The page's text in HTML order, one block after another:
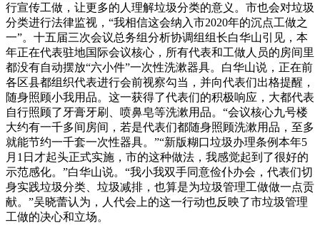
行宣传工做，让更多的人理解垃圾分类的意义。市也会对垃圾
分类进行法律监视，“我相信这会纳入市2020年的沉点工做之
一”。十五届三次会议总务组分析协调组组长白华山引见，本
年正在代表驻地国际会议核心，所有代表和工做人员的房间里
都没有自动摆放“六小件”一次性洗漱器具。白华山说，正在前
各区县都组织代表进行会前视察勾当，并向代表们出格提醒，
随身照顾小我用品。这一获得了代表们的积极响应，大都代表
自行照顾了牙膏牙刷、喷鼻皂等洗漱用品。“会议核心九号楼
大约有一千多间房间，若是代表们都随身照顾洗漱用品，至多
就能节约一千套一次性器具。”“新版糊口垃圾办理条例本年5
月1日才起头正式实施，市的这种做法，我感觉起到了很好的
示范感化。”白华山说。“我小我双手同意俭仆办会，代表们切
身实践垃圾分类、垃圾减排，也算是为垃圾管理工做做一点贡
献。”吴晓蕾认为，人代会上的这一行动也反映了市垃圾管理
工做的决心和立场。